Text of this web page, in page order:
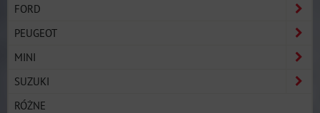
FORD
PEUGEOT
MINI
SUZUKI
RÓŻNE